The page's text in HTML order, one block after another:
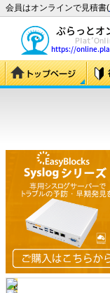
会員はオンラインで見積書(